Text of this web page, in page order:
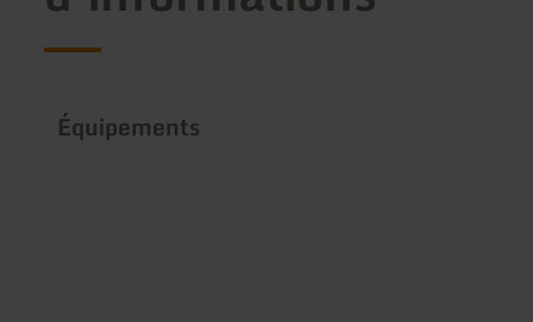
Équipements